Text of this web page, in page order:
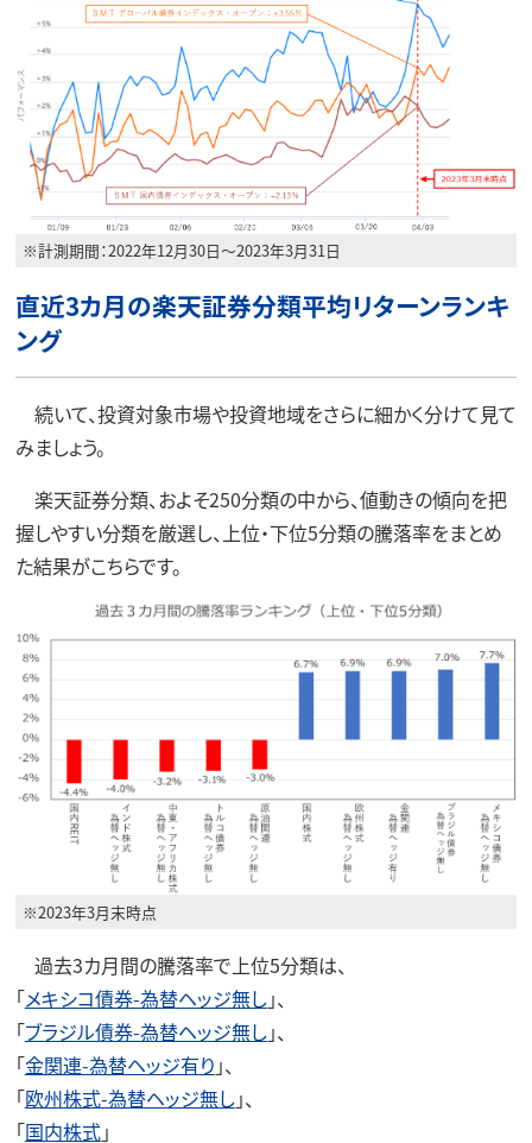
※計測期間：2022年12月30日～2023年3月31日
直近3カ月の楽天証券分類平均リターンランキ
ング
続いて、投資対象市場や投資地域をさらに細かく分けて見て
みましょう。
楽天証券分類、およそ250分類の中から、値動きの傾向を把
握しやすい分類を厳選し、上位・下位5分類の騰落率をまとめ
た結果がこちらです。
※2023年3月末時点
過去3カ月間の騰落率で上位5分類は、
「メキシコ債券-為替ヘッジ無し」、
「ブラジル債券-為替ヘッジ無し」、
「金関連-為替ヘッジ有り 」、
「欧州株式-為替ヘッジ無し」、
「国内株式」